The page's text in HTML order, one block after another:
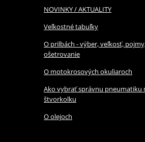
NOVINKY / AKTUALITY
Veľkostné tabuľky
O prilbách - výber, veľkosť,
ošetrovanie
O motokrosových okuliaroch
Ako vybrať správnu pneumatiku
štvorkolku
O olejoch